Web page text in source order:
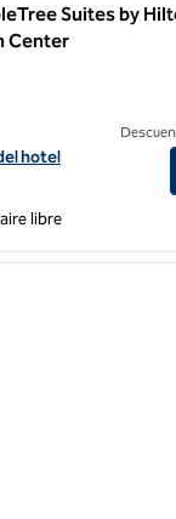
Suites by
Center
hotel DoubleTree
hotel
libre